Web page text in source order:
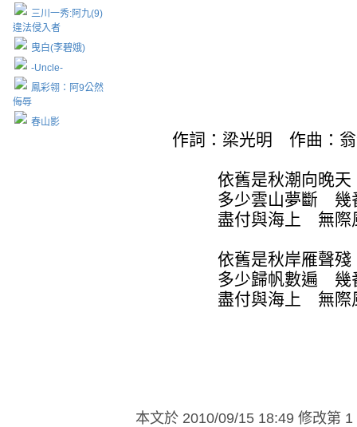
三川一秀:阿九(9)
違法侵入者
曳白(李碧娥)
-Uncle-
鳳彩翎：阿9公然
侮辱
春山影
作詞：梁光明 作曲：
依舊是秋潮向晚天
多少雲山夢斷 幾番
盡付與海上 無際風
依舊是秋岸雁聲殘
多少歸帆數遍 幾番
盡付與海上 無際風
本文於 2010/09/15 18:49 修改第 1